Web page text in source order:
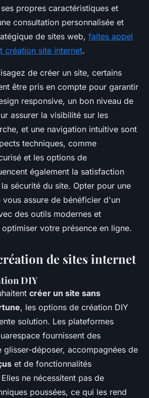
propres caractéristiques et
consultation personnalisée et
de sites web, faites appel
création site internet.
de créer un site, certains
être pris en compte pour garantir
responsive, un bon niveau de
assurer la visibilité sur les
et une navigation intuitive sont
techniques, comme
et les options de
également la satisfaction
sécurité du site. Opter pour une
assure de bénéficier d'un
des outils modernes et
votre présence en ligne.
de sites internet
DIY
créer un site sans
, les options de création DIY
solution. Les plateformes
fournissent des
glisser-déposer, accompagnées de
et de fonctionnalités
ne nécessitent pas de
poussées, ce qui les rend